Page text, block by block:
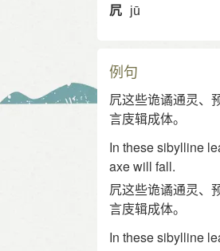
凥 jū
例句
凥这些诡谲通灵、
言庋辑成体。
In these sibylline
axe will fall.
凥这些诡谲通灵、
言庋辑成体。
In these sibylline